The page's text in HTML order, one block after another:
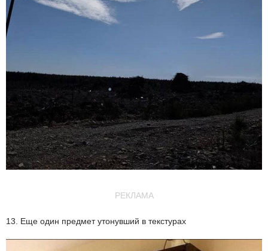
РЕКЛАМА
13. Еще один предмет утонувший в текстурах